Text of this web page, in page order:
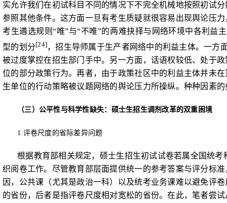
实允许我们在初试科目不同的情况下不完全机械地按照初试
参照其他条件。这方面一旦有考生质疑就很容易出现舆论压
考生遴选规则“唯”与“不唯”的两难抉择与 网络环境中各利益
型的划分[24]，招生导师属于生产者网络中的利益主体。一方
被过度掌控在招生部门手中。另一方面，话语权较低、处于
位的部分政策行为。再者，由于政策社区中的利益主体并未
生单位的行动策略被议题网络的舆论压力所操纵。种种因素
（三）公平性与科学性缺失：硕士生招生调剂改革的双重 困境
1. 评卷尺度的省际差异问题
根据教育部相关规定，硕士生招生初试试卷若属全国统
织阅卷工作。尽管教育部层面提供统一的参考答案与评分标
因，公共课（尤其是政治一科）以及统考业务课难以避免评
的省份，后者是指评卷尺度相对宽松的省份。在此，笔者尝